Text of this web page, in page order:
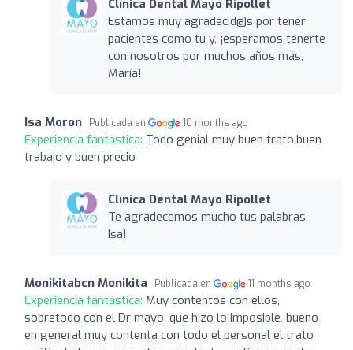
Clínica Dental Mayo Ripollet
Estamos muy agradecid@s por tener
pacientes como tú y, ¡esperamos tenerte
con nosotros por muchos años más,
María!
Isa Moron Publicada en 10 months ago
Experiencia fantástica: Todo genial muy buen trato,buen
trabajo y buen precio
Clínica Dental Mayo Ripollet
Te agradecemos mucho tus palabras,
Isa!
Monikitabcn Monikita Publicada en 11 months ago
Experiencia fantástica: Muy contentos con ellos,
sobretodo con el Dr mayo, que hizo lo imposible, bueno
en general muy contenta con todo el personal el trato